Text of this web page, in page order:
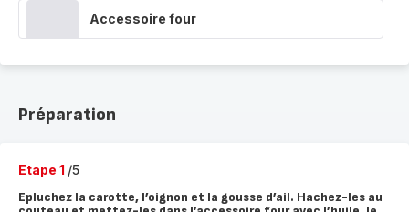
Accessoire four
Préparation
Etape 1 /5
Epluchez la carotte, l’oignon et la gousse d’ail. Hachez-les au